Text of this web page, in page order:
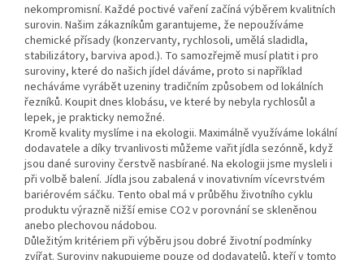
nekompromisní. Každé poctivé vaření začíná výběrem kvalitních
surovin. Našim zákazníkům garantujeme, že nepoužíváme
chemické přísady (konzervanty, rychlosoli, umělá sladidla,
stabilizátory, barviva apod.). To samozřejmě musí platit i pro
suroviny, které do našich jídel dáváme, proto si například
necháváme vyrábět uzeniny tradičním způsobem od lokálních
řezníků. Koupit dnes klobásu, ve které by nebyla rychlosůl a
lepek, je prakticky nemožné.
Kromě kvality myslíme i na ekologii. Maximálně využíváme lokální
dodavatele a díky trvanlivosti můžeme vařit jídla sezónně, když
jsou dané suroviny čerstvě nasbírané. Na ekologii jsme mysleli i
při volbě balení. Jídla jsou zabalená v inovativním vícevrstvém
bariérovém sáčku. Tento obal má v průběhu životního cyklu
produktu výrazně nižší emise CO2 v porovnání se skleněnou
anebo plechovou nádobou.
Důležitým kritériem při výběru jsou dobré životní podmínky